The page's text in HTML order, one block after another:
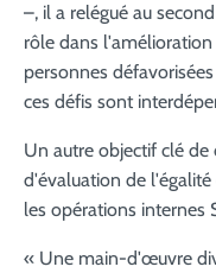
–, il a relégué au
rôle dans
personnes
ces défis sont
Un autre objectif clé
d'évaluation de l'égalité
les opérations internes
« Une main-d'œuvre